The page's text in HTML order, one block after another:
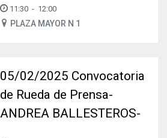
11:30 - 12:00
PLAZA MAYOR N 1
05/02/2025 Convocatoria
de Rueda de Prensa-
ANDREA BALLESTEROS-